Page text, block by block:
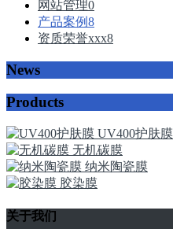
网站管理0
产品案例8
资质荣誉xxx8
News
Products
UV400护肤膜
无机碳膜
纳米陶瓷膜
胶染膜
关于我们